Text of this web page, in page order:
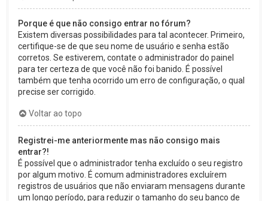
Porque é que não consigo entrar no fórum?
Existem diversas possibilidades para tal acontecer. Primeiro,
certifique-se de que seu nome de usuário e senha estão
corretos. Se estiverem, contate o administrador do painel
para ter certeza de que você não foi banido. É possível
também que tenha ocorrido um erro de configuração, o qual
precise ser corrigido.
Voltar ao topo
Registrei-me anteriormente mas não consigo mais
entrar?!
É possível que o administrador tenha excluído o seu registro
por algum motivo. É comum administradores excluírem
registros de usuários que não enviaram mensagens durante
um longo período, para reduzir o tamanho do seu banco de